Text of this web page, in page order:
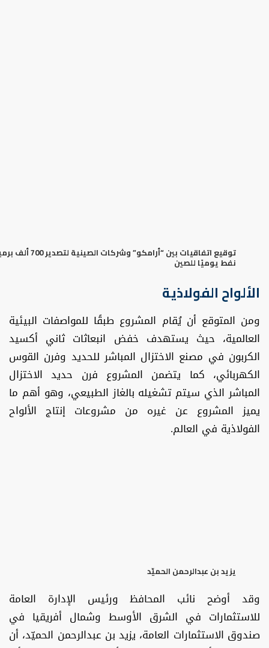
توقيع اتفاقيات بين “أرامكو” وشركات الصينية
نفط يوميًا للصين
الألواح الفولاذية
ومن المتوقع أن يُقام المشروع طبقًا للمواصفات البيئية
العالمية، حيث يستهدف خفض انبعاثات ثاني أكسيد
الكربون في مصنع الاختزال المباشر للحديد وفرن القوس
الكهربائي، كما يتضمن المشروع فرن حديد الاختزال
المباشر الذي سيتم تشغيله بالغاز الطبيعي، وهو أهم ما
يميز المشروع عن غيره من مشروعات إنتاج الألواح
الفولاذية في العالم.
يزيد بن عبدالرحمن الحميّد
وقد أوضح نائب المحافظ ورئيس الإدارة العامة
للاستثمارات في الشرق الأوسط وشمال أفريقيا في
صندوق الاستثمارات العامة، يزيد بن عبدالرحمن الحميّد، أن